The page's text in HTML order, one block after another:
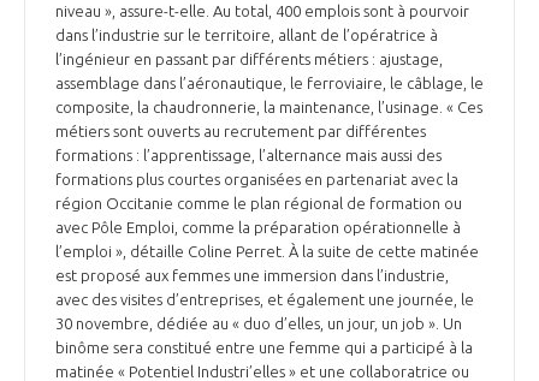
niveau », assure-t-elle. Au total, 400 emplois sont à pourvoir
dans l’industrie sur le territoire, allant de l’opératrice à
l’ingénieur en passant par différents métiers : ajustage,
assemblage dans l’aéronautique, le ferroviaire, le câblage, le
composite, la chaudronnerie, la maintenance, l’usinage. « Ces
métiers sont ouverts au recrutement par différentes
formations : l’apprentissage, l’alternance mais aussi des
formations plus courtes organisées en partenariat avec la
région Occitanie comme le plan régional de formation ou
avec Pôle Emploi, comme la préparation opérationnelle à
l’emploi », détaille Coline Perret. À la suite de cette matinée
est proposé aux femmes une immersion dans l’industrie,
avec des visites d’entreprises, et également une journée, le
30 novembre, dédiée au « duo d’elles, un jour, un job ». Un
binôme sera constitué entre une femme qui a participé à la
matinée « Potentiel Industri’elles » et une collaboratrice ou